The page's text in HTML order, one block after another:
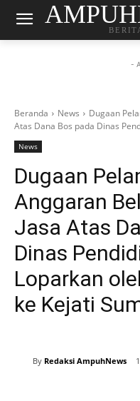
-
Beranda News
Dugaan
Atas Dana Bos pada Dinas
News
Dugaan
Anggaran
Jasa Atas
Dinas
Loparkan
ke Kejati
By Redaksi AmpuhNews